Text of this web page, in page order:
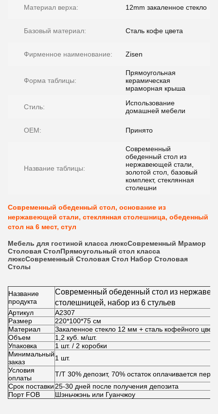
Материал верха: 12mm закаленное стекло
Базовый материал: Сталь кофе цвета
Фирменное наименование: Zisen
Форма таблицы:
Прямоугольная
керамическая
мраморная крыша
Стиль:
Использование
домашней мебели
OEM: Принято
Название таблицы:
Современный
обеденный стол из
нержавеющей стали,
золотой стол, базовый
комплект, стеклянная
столешни
Современный обеденный стол, основание из
нержавеющей стали, стеклянная столешница, обеденный
стол на 6 мест, стул
Мебель для гостиной класса люксСовременный Мрамор
Столовая СтолПрямоугольный стол класса
люксСовременный Столовая Стол Набор Столовая
Столы
Название
продукта
Современный обеденный стол из
столешницей, набор из 6 стульев
Артикул
A2307
Размер
220*100*75 см
Материал
Закаленное стекло 12 мм + сталь кофейного
Объем
1,2 куб. м/шт.
Упаковка
1 шт. / 2 коробки
Минимальный
заказ
1 шт.
Условия
оплаты
T/T 30% депозит, 70% остаток оплачивается
Срок поставки 25-30 дней после получения депозита
Порт FOB
Шэньчжэнь или Гуанчжоу